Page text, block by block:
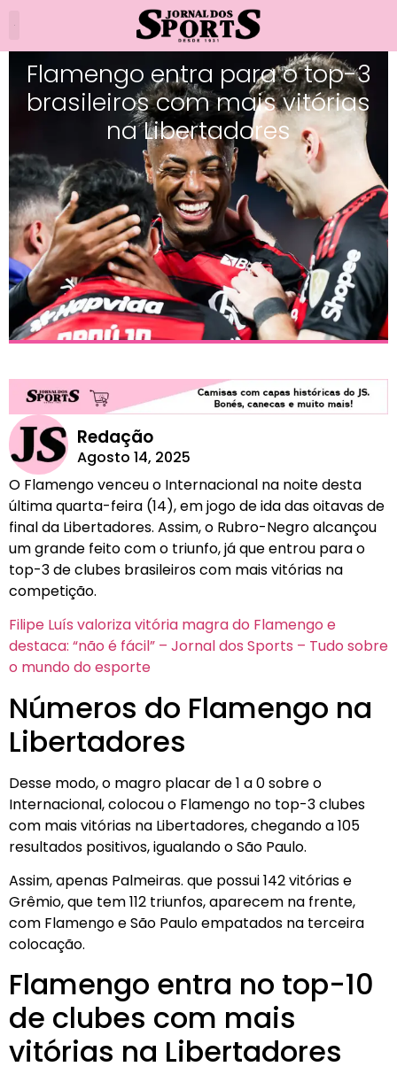
Flamengo entra para o top-3
brasileiros com mais vitórias
na Libertadores
Redação
Agosto 14, 2025
O Flamengo venceu o Internacional na noite desta
última quarta-feira (14), em jogo de ida das oitavas de
final da Libertadores. Assim, o Rubro-Negro alcançou
um grande feito com o triunfo, já que entrou para o
top-3 de clubes brasileiros com mais vitórias na
competição.
Filipe Luís valoriza vitória magra do Flamengo e
destaca: “não é fácil” – Jornal dos Sports – Tudo sobre
o mundo do esporte
Números do Flamengo na
Libertadores
Desse modo, o magro placar de 1 a 0 sobre o
Internacional, colocou o Flamengo no top-3 clubes
com mais vitórias na Libertadores, chegando a 105
resultados positivos, igualando o São Paulo.
Assim, apenas Palmeiras. que possui 142 vitórias e
Grêmio, que tem 112 triunfos, aparecem na frente,
com Flamengo e São Paulo empatados na terceira
colocação.
Flamengo entra no top-10
de clubes com mais
vitórias na Libertadores